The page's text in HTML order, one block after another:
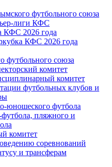
футбольного союза
лиги КФС
КФС 2026 года
КФС 2026 года
футбольного союза
комитет
комитет
футбольных клубов и
юношеского футбола
пляжного и
комитет
соревнований
и трансферам